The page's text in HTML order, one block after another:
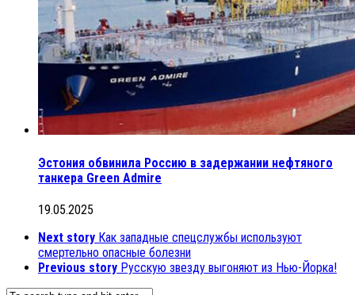
Эстония обвинила Россию в задержании нефтяного
танкера Green Admire
19.05.2025
Next story Как западные спецслужбы используют
смертельно опасные болезни
Previous story Русскую звезду выгоняют из Нью-Йорка!